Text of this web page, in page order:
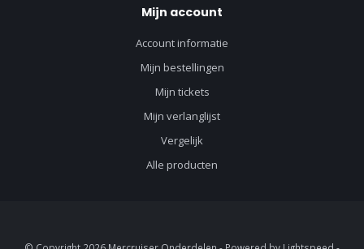
Mijn account
Account informatie
Mijn bestellingen
Mijn tickets
Mijn verlanglijst
Vergelijk
Alle producten